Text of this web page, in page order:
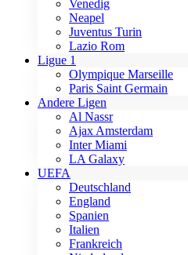
Venedig
Neapel
Juventus Turin
Lazio Rom
Ligue 1
Olympique Marseille
Paris Saint Germain
Andere Ligen
Al Nassr
Ajax Amsterdam
Inter Miami
LA Galaxy
UEFA
Deutschland
England
Spanien
Italien
Frankreich